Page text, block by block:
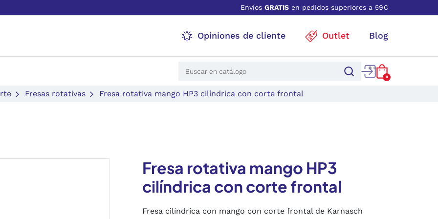
Envíos GRATIS en pedidos superiores a 59€
Opiniones de cliente Outlet Blog
0
Fresas rotativas Fresa rotativa mango HP3 cilíndrica con corte frontal
Fresa rotativa mango HP3
cilíndrica con corte frontal
Fresa cilíndrica con mango con corte frontal de Karnasch